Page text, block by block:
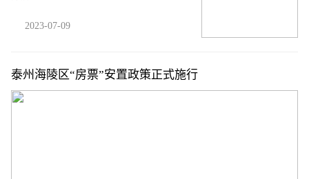
2023-07-09
泰州海陵区“房票”安置政策正式施行